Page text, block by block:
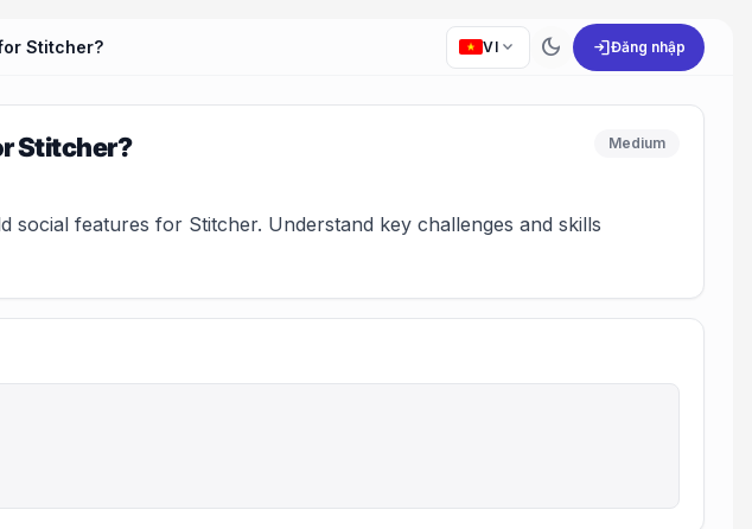
Stitcher? VI expand_more dark_mode loginĐăng nhập
Stitcher? Medium
social features for Stitcher. Understand key challenges and skills